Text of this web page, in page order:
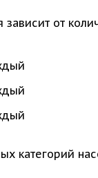
от
категорий